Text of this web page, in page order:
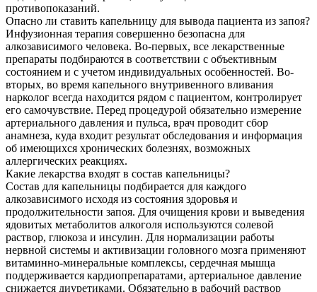
противопоказаний.
Опасно ли ставить капельницу для вывода пациента из запоя?
Инфузионная терапия совершенно безопасна для
алкозависимого человека. Во-первых, все лекарственные
препараты подбираются в соответствии с объективным
состоянием и с учетом индивидуальных особенностей. Во-
вторых, во время капельного внутривенного вливания
нарколог всегда находится рядом с пациентом, контролирует
его самочувствие. Перед процедурой обязательно измерение
артериального давления и пульса, врач проводит сбор
анамнеза, куда входит результат обследования и информация
об имеющихся хронических болезнях, возможных
аллергических реакциях.
Какие лекарства входят в состав капельницы?
Состав для капельницы подбирается для каждого
алкозависимого исходя из состояния здоровья и
продолжительности запоя. Для очищения крови и выведения
ядовитых метаболитов алкоголя используются солевой
раствор, глюкоза и инсулин. Для нормализации работы
нервной системы и активизации головного мозга применяют
витаминно-минеральные комплексы, сердечная мышца
поддерживается кардиопрепаратами, артериальное давление
снижается диуретиками. Обязательно в рабочий раствор